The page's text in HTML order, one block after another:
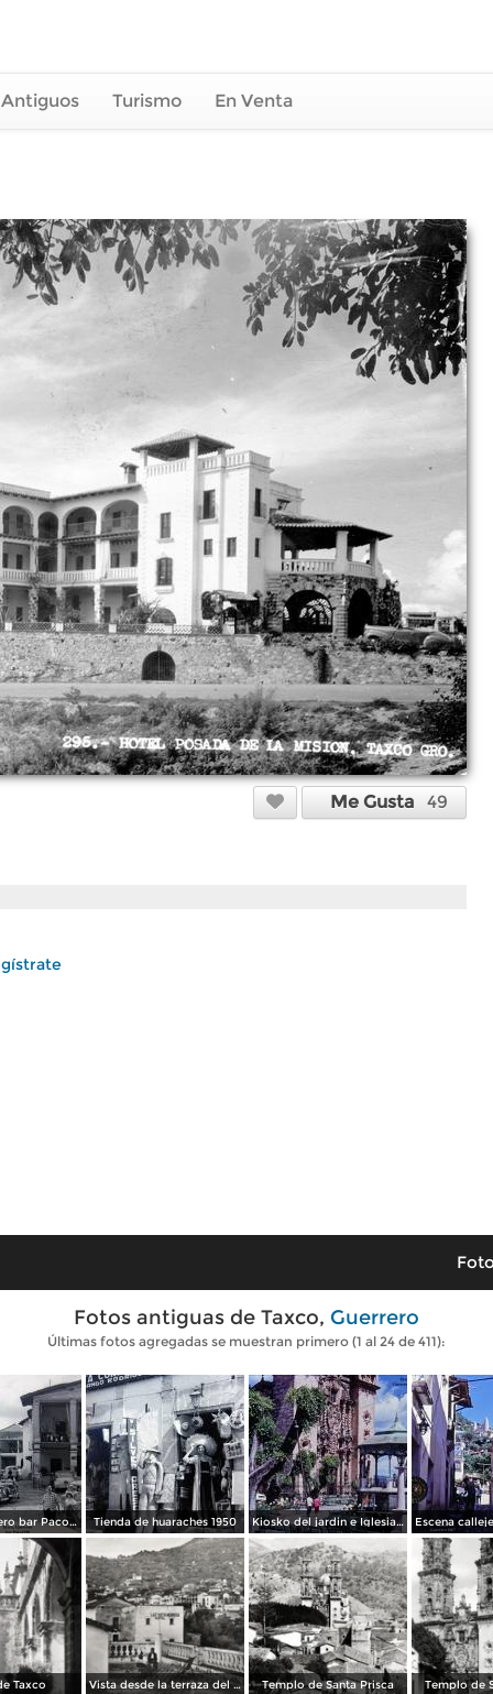
Turismo En Venta
Me Gusta 49
Fotos antiguas de Taxco, Guerrero
Últimas fotos agregadas se muestran primero (1 al 24 de 411):
Taxco, Guerrero bar Paco 1950 Tienda de huaraches 1950 Kiosko del jardin e Iglesia de Taxco, Guerrero 1967.
Taxco Vista desde la terraza del Hotel Taxqueño Templo de Santa Prisca Templo de